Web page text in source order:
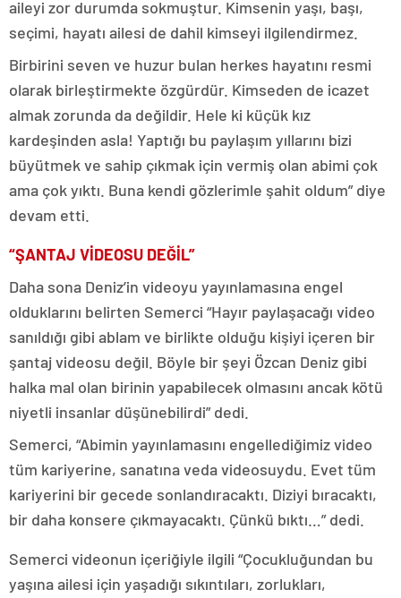
aileyi zor durumda sokmuştur. Kimsenin yaşı, başı,
seçimi, hayatı ailesi de dahil kimseyi ilgilendirmez.
Birbirini seven ve huzur bulan herkes hayatını resmi
olarak birleştirmekte özgürdür. Kimseden de icazet
almak zorunda da değildir. Hele ki küçük kız
kardeşinden asla! Yaptığı bu paylaşım yıllarını bizi
büyütmek ve sahip çıkmak için vermiş olan abimi çok
ama çok yıktı. Buna kendi gözlerimle şahit oldum” diye
devam etti.
“ŞANTAJ VİDEOSU DEĞİL”
Daha sona Deniz’in videoyu yayınlamasına engel
olduklarını belirten Semerci “Hayır paylaşacağı video
sanıldığı gibi ablam ve birlikte olduğu kişiyi içeren bir
şantaj videosu değil. Böyle bir şeyi Özcan Deniz gibi
halka mal olan birinin yapabilecek olmasını ancak kötü
niyetli insanlar düşünebilirdi” dedi.
Semerci, “Abimin yayınlamasını engellediğimiz video
tüm kariyerine, sanatına veda videosuydu. Evet tüm
kariyerini bir gecede sonlandıracaktı. Diziyi bıracaktı,
bir daha konsere çıkmayacaktı. Çünkü bıktı…” dedi.
Semerci videonun içeriğiyle ilgili “Çocukluğundan bu
yaşına ailesi için yaşadığı sıkıntıları, zorlukları,